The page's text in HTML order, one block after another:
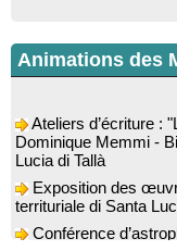
Animations des
Dominique Memmi -
Lucia di Tallà
Exposition des
territuriale di Santa
Conférence
l’astrophysicien Paul